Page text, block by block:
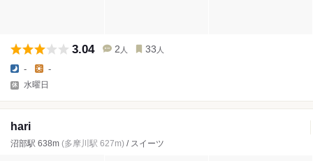
3.04 2 人 33 人
- -
水曜日
hari
沼部駅 638m (多摩川駅 627m) / スイーツ